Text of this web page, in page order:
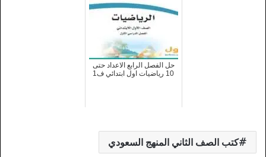
حل الفصل الرابع الاعداد حتى
10 رياضيات اول ابتدائي ف1
كتب الصف الثاني المنهج السعودي